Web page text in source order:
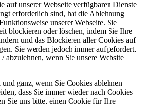
auf unserer Webseite verfügbaren Dienste
erforderlich sind, hat die Ablehnung
unserer Webseite. Sie
blockieren oder löschen, indem Sie Ihre
und das Blockieren aller Cookies auf
Sie werden jedoch immer aufgefordert,
abzulehnen, wenn Sie unsere Website
ganz, wenn Sie Cookies ablehnen
dass Sie immer wieder nach Cookies
Sie uns bitte, einen Cookie für Ihre